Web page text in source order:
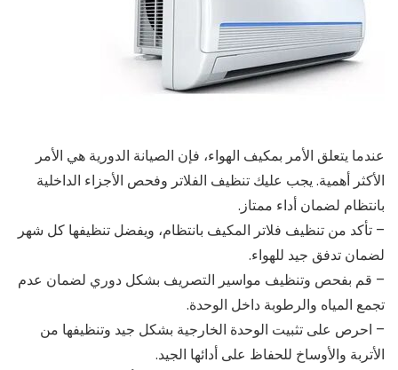
عندما يتعلق الأمر بمكيف الهواء، فإن الصيانة الدورية هي الأمر
الأكثر أهمية. يجب عليك تنظيف الفلاتر وفحص الأجزاء الداخلية
بانتظام لضمان أداء ممتاز.
– تأكد من تنظيف فلاتر المكيف بانتظام، ويفضل تنظيفها كل شهر
لضمان تدفق جيد للهواء.
– قم بفحص وتنظيف مواسير التصريف بشكل دوري لضمان عدم
تجمع المياه والرطوبة داخل الوحدة.
– احرص على تثبيت الوحدة الخارجية بشكل جيد وتنظيفها من
الأتربة والأوساخ للحفاظ على أدائها الجيد.